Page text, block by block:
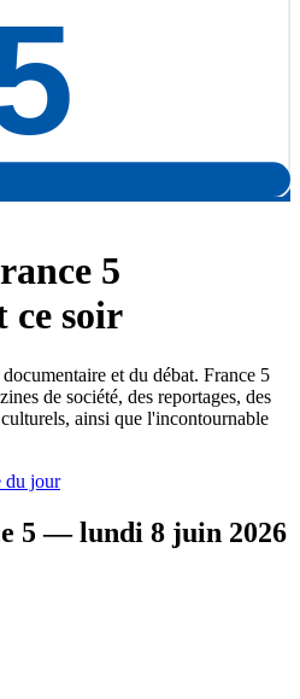
5
soir
et du débat. France 5
de société, des reportages, des
ainsi que l'incontournable
du jour
5—lundi 8 juin 2026